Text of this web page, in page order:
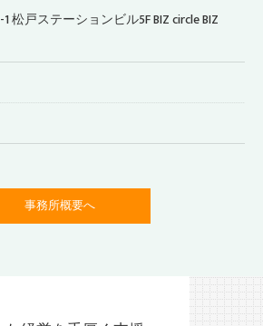
松戸ステーションビル5F BIZ circle BIZ
事務所概要へ